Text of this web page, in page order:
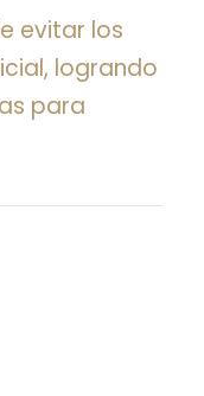
evitar los
logrando
para